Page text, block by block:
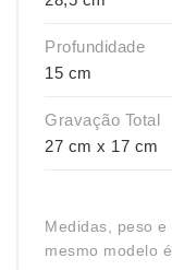
Profundidade
15 cm
Gravação Total
27 cm x 17 cm
Medidas, peso
mesmo modelo